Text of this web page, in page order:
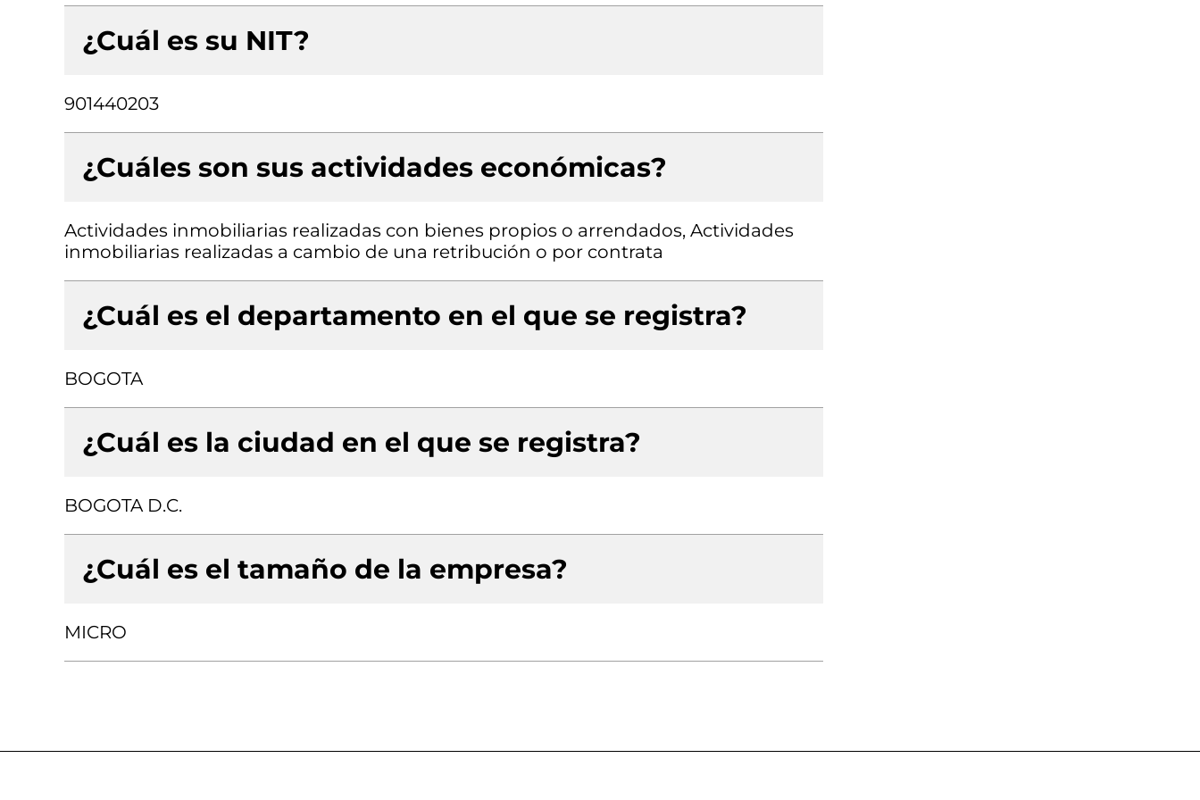
¿Cuál es su NIT?
901440203
¿Cuáles son sus actividades económicas?
Actividades inmobiliarias realizadas con bienes propios o arrendados, Actividades
inmobiliarias realizadas a cambio de una retribución o por contrata
¿Cuál es el departamento en el que se registra?
BOGOTA
¿Cuál es la ciudad en el que se registra?
BOGOTA D.C.
¿Cuál es el tamaño de la empresa?
MICRO